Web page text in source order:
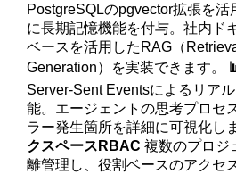
PostgreSQLのpgvector拡張を活
に長期記憶機能を付与。社内ド
ベースを活用したRAG（
Generation）を実装できます。
Server-Sent Eventsによるリア
能。エージェントの思考プロセ
ラー発生箇所を詳細に可視化し
クスペースRBAC 複数のプロジ
離管理し、役割ベースのアクセ